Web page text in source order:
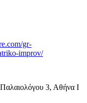
gr-
improv/
3, Αθήνα Ι